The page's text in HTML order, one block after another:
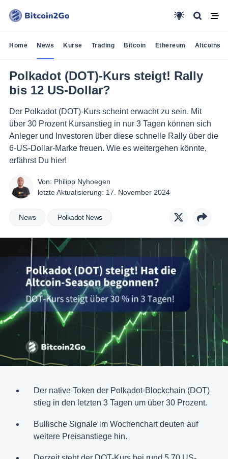
Home News Kurse Trading Bitcoin Ethereum Altcoins
Polkadot (DOT)-Kurs steigt! Rally
bis 12 US-Dollar?
Der Polkadot (DOT)-Kurs scheint erwacht zu sein. Mit
über 30 Prozent Kursanstieg in nur 3 Tagen können sich
Anleger und Investoren über diese schnelle Rally über die
6-US-Dollar-Marke freuen. Wie es weitergehen könnte,
erfährst Du hier!
Von: Philipp Nyhoegen
letzte Aktualisierung: 17. November 2024
News Polkadot News
Der native Token der Polkadot-Blockchain (DOT)
stieg in den letzten 3 Tagen um über 30 Prozent.
Bullische Signale im Wochenchart deuten auf
weitere Preisanstiege hin.